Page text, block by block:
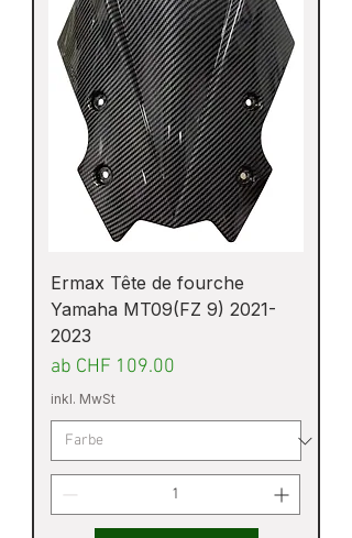
Ermax Tête de fourche
Yamaha MT09(FZ 9) 2021-
2023
ab CHF 109.00
Sale-Preis
inkl. MwSt